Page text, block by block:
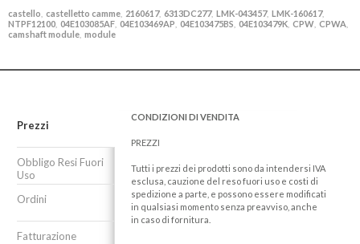
castello castelletto camme 2160617, 6313DC277, LMK-043457, LMK-160617,
NTPF12100 04E103085AF 04E103469AP 04E103475BS 04E103479K CPW CPWA
camshaft module module
Prezzi
Obbligo Resi Fuori
Uso
Ordini
Fatturazione
CONDIZIONI DI VENDITA
PREZZI
Tutti i prezzi dei prodotti sono da intendersi IVA
esclusa, cauzione del reso fuori uso e costi di
spedizione a parte, e possono essere modificati
in qualsiasi momento senza preavviso, anche
in caso di fornitura.